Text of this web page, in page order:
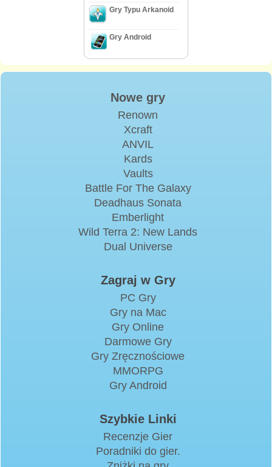
Gry Typu Arkanoid
Gry Android
Nowe gry
Renown
Xcraft
ANVIL
Kards
Vaults
Battle For The Galaxy
Deadhaus Sonata
Emberlight
Wild Terra 2: New Lands
Dual Universe
Zagraj w Gry
PC Gry
Gry na Mac
Gry Online
Darmowe Gry
Gry Zręcznościowe
MMORPG
Gry Android
Szybkie Linki
Recenzje Gier
Poradniki do gier.